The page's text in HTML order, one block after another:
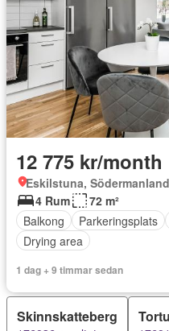
12 775 kr/month
Eskilstuna, Södermanland
4 Rum
72 m²
Balkong
Parkeringsplats
Drying area
1 dag + 9 timmar sedan
Skinnskatteberg